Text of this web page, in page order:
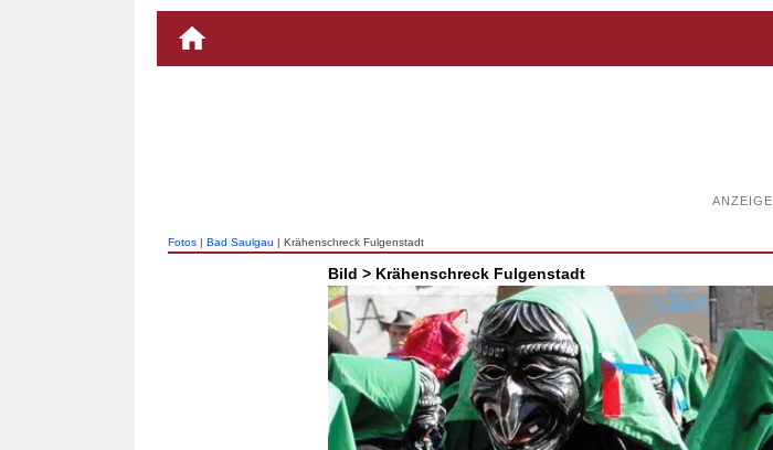
ANZEIGE
Fotos | Bad Saulgau | Krähenschreck Fulgenstadt
Bild > Krähenschreck Fulgenstadt